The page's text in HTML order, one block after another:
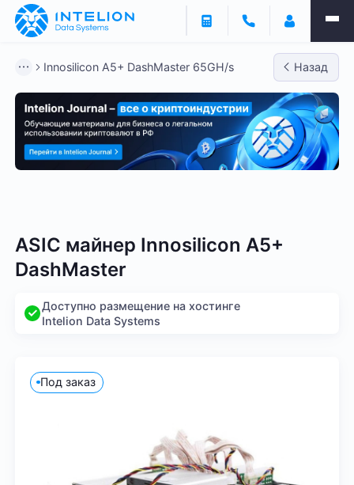
Innosilicon A5+ DashMaster 65GH/s Назад
ASIC майнер Innosilicon A5+
DashMaster
Доступно размещение на хостинге
Intelion Data Systems
Под заказ